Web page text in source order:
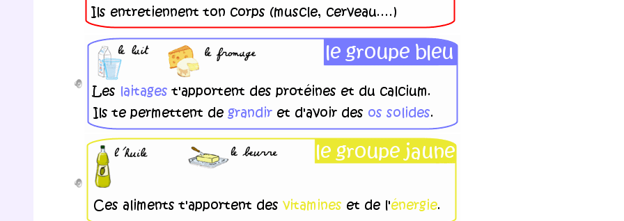
de vos données personnelles et pour exercer vos droits, vous pouvez
notre charte